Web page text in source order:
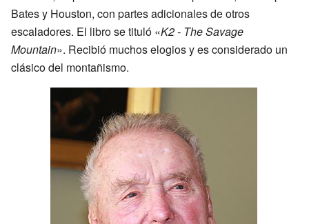
Bates y Houston, con partes adicionales de otros
escaladores. El libro se tituló «K2 - The Savage
Mountain». Recibió muchos elogios y es considerado un
clásico del montañismo.